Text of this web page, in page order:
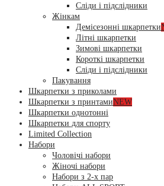
Сліди і підслідники
Жінкам
Демісезонні шкарпетки
Літні шкарпетки
Зимові шкарпетки
Короткі шкарпетки
Сліди і підслідники
Пакування
Шкарпетки з приколами
Шкарпетки з принтамиNEW
Шкарпетки однотонні
Шкарпетки для спорту
Limited Collection
Набори
Чоловічі набори
Жіночі набори
Набори з 2-х пар